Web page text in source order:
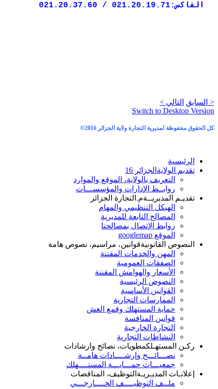
الفاكس:021.20.19.71 / 021.20.37.60
< السابق التالي >
Switch to Desktop Version
كل الحقوق محفوظة لمديرية التجارة ولاية الجزائر 2016 ©
الرئيسية
تقديم الولاية الجزائر 16
التعريف بالولاية، الموقع والموارد
روابــط الإدارات والمؤسســـات
تقديـم المديريــةم.التجارة الجزائر
الهيكل التنظيمي والمهام
المصالح التابعة للمديرية
روابط الإتصال بمصالحنا
الموقع googlemap
النصوص القانونيةقوانين، مراسيم، نصوص هامة
المهن والخدمات المقننة
الصفقات العمومية
الأسعار والهوامش المقننة
النصوص الرئيسية
القوانين الأساسية
الممارسات التجارية
حماية المستهلك وقمع الغش
قوانين المنافسة
التجارة الخارجية
النشاطات التجارية
ركـن المستهـلكمطويات، نصائح وارشادات
نصـــائـــح وإرشــــادات هامــة
جمعيـــات حمـــايـــة المستــــهلك
إعلانـات المديـريـة التوظيف، المناقصات
ملــف التوظيــــف الخــــارجـــي